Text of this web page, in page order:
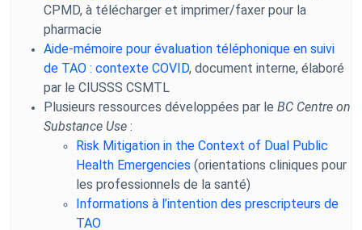
CPMD, à télécharger et imprimer/faxer pour la
pharmacie
Aide-mémoire pour évaluation téléphonique en suivi
de TAO : contexte COVID, document interne, élaboré
par le CIUSSS CSMTL
Plusieurs ressources développées par le BC Centre on
Substance Use :
Risk Mitigation in the Context of Dual Public
Health Emergencies (orientations cliniques pour
les professionnels de la santé)
Informations à l’intention des prescripteurs de
TAO